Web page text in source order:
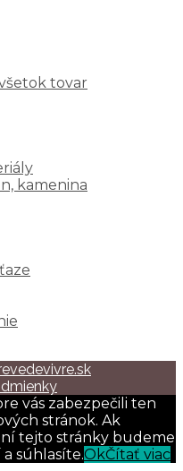
tovar
kamenina
vás zabezpečili ten
stránok. Ak
tejto stránky budeme
súhlasíte.OkČítať viac